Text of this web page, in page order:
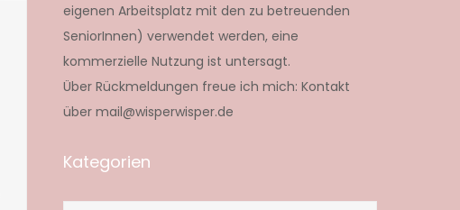
eigenen Arbeitsplatz mit den zu betreuenden
SeniorInnen) verwendet werden, eine
kommerzielle Nutzung ist untersagt.
Über Rückmeldungen freue ich mich: Kontakt
über mail@wisperwisper.de
Kategorien